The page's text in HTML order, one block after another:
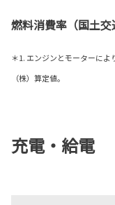
燃料消費率（国土交
＊1. エンジンとモーターに
（株）算定値。
充電・給電